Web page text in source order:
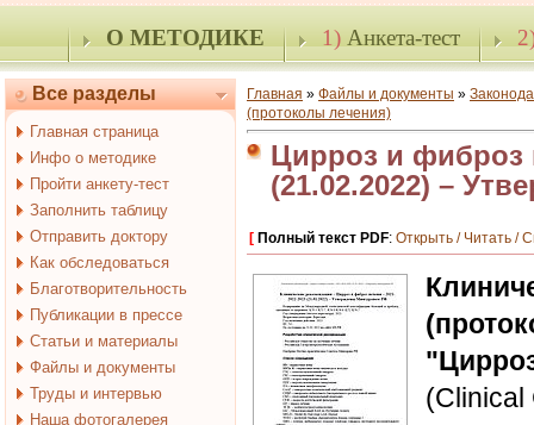
О МЕТОДИКЕ 1)Анкета-тест
Все разделы
Главная страница
Инфо о методике
Пройти анкету-тест
Заполнить таблицу
Отправить доктору
Как обследоваться
Благотворительность
Публикации в прессе
Статьи и материалы
Файлы и документы
Труды и интервью
Наша фотогалерея
Главная » Файлы и документы »
(протоколы лечения)
Цирроз и фиброз
(21.02.2022) –
[ Полный текст PDF: Открыть / Читать /
(Clinical